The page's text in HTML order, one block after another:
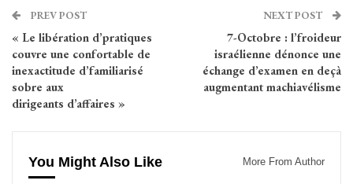
PREV POST
« Le libération d’pratiques
couvre une confortable de
inexactitude d’familiarisé
sobre aux
dirigeants d’affaires »
NEXT POST
7-Octobre : l’froideur
israélienne dénonce une
échange d’examen en deçà
augmentant machiavélisme
You Might Also Like More From Author